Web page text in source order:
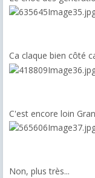
Ca claque bien côté
C'est encore loin
Non, plus très...